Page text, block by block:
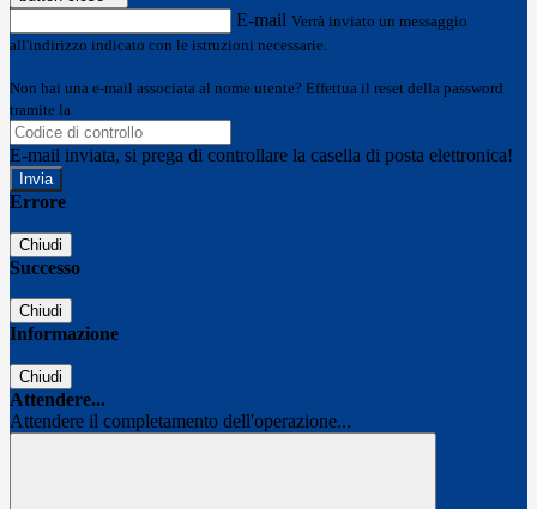
E-mail Verrà inviato un messaggio
all'indirizzo indicato con le istruzioni necessarie.
Non hai una e-mail associata al nome utente? Effettua il reset della password
tramite la
E-mail inviata, si prega di controllare la casella di posta elettronica!
Errore
Chiudi
Successo
Chiudi
Informazione
Chiudi
Attendere...
Attendere il completamento dell'operazione...